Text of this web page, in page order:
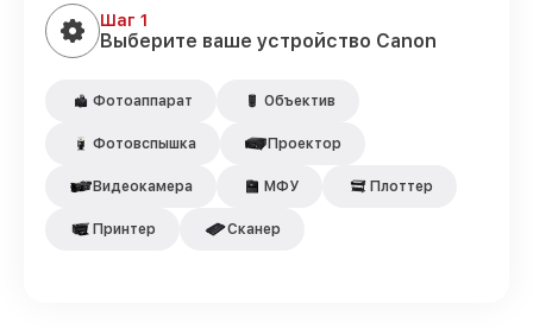
Шаг 1
Выберите ваше устройство Canon
Фотоаппарат Объектив
Фотовспышка Проектор
Видеокамера МФУ Плоттер
Принтер Сканер